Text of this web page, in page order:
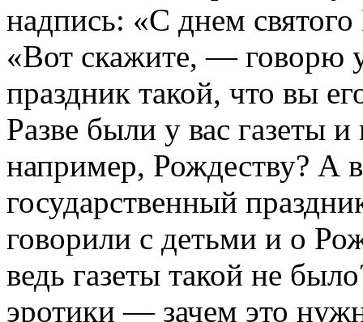
надпись: «С днем
«Вот скажите, — говорю
праздник такой, что вы
Разве были у вас газеты
например, Рождеству? А
государственный
говорили с детьми и о
ведь газеты такой не
эротики — зачем это